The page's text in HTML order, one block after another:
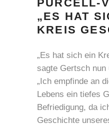
PURCELL-
„ES HAT
KREIS
„Es hat sich ein
sagte Gertsch nun
„Ich empfinde an
Lebens ein tiefes
Befriedigung, da
Geschichte